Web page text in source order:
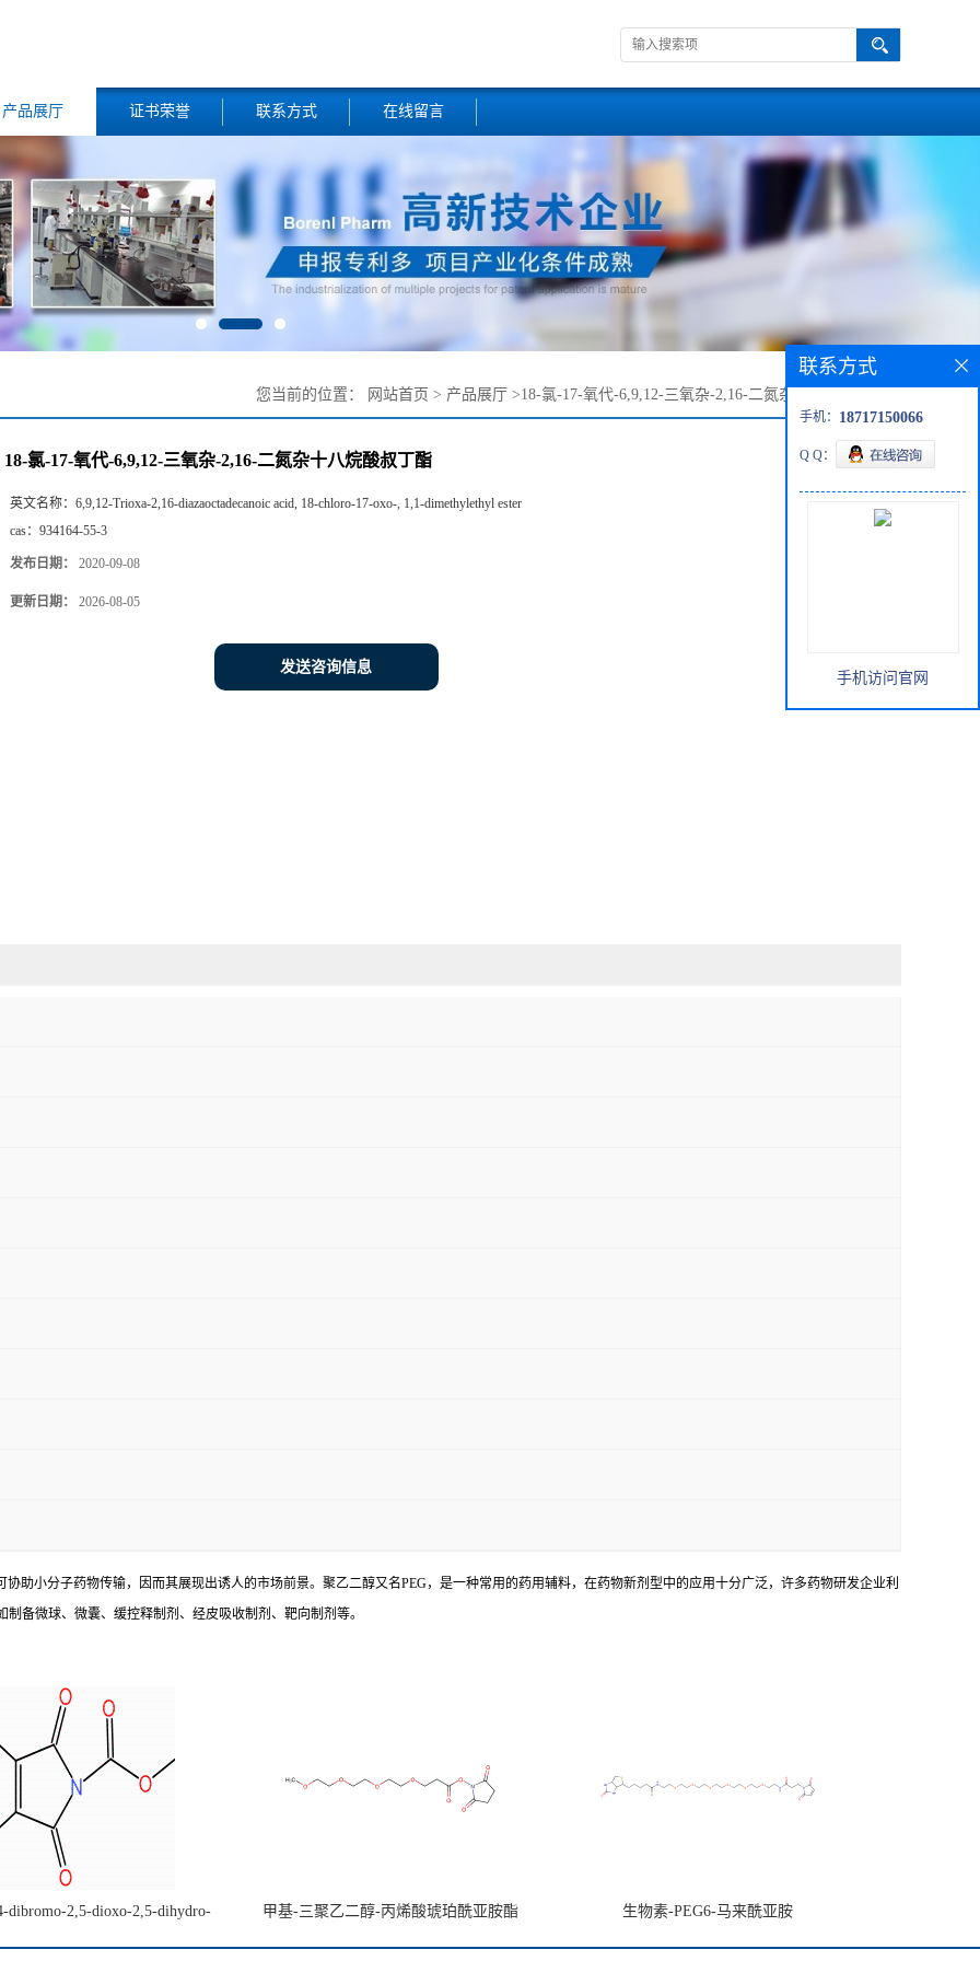
产品展厅 证书荣誉 联系方式 在线留言
您当前的位置： 网站首页 > 产品展厅 >18-氯-17-氧代-6,9,12-三氧杂-2,16-二氮杂十八烷酸叔丁酯
18-氯-17-氧代-6,9,12-三氧杂-2,16-二氮杂十八烷酸叔丁酯
英文名称： 6,9,12-Trioxa-2,16-diazaoctadecanoic acid, 18-chloro-17-oxo-, 1,1-dimethylethyl ester
cas： 934164-55-3
发布日期： 2020-09-08
更新日期： 2026-08-05
发送咨询信息
助小分子药物传输，因而其展现出诱人的市场前景。聚乙二醇又名PEG，是一种常用的药用辅料，在药物新剂型中的应用十分广泛，许多药物研发企业利
备微球、微囊、缓控释制剂、经皮吸收制剂、靶向制剂等。
dibromo-2,5-dioxo-2,5-dihydro-
甲基-三聚乙二醇-丙烯酸琥珀酰亚胺酯 生物素-PEG6-马来酰亚胺
联系方式
手机： 18717150066
Q Q：
手机访问官网